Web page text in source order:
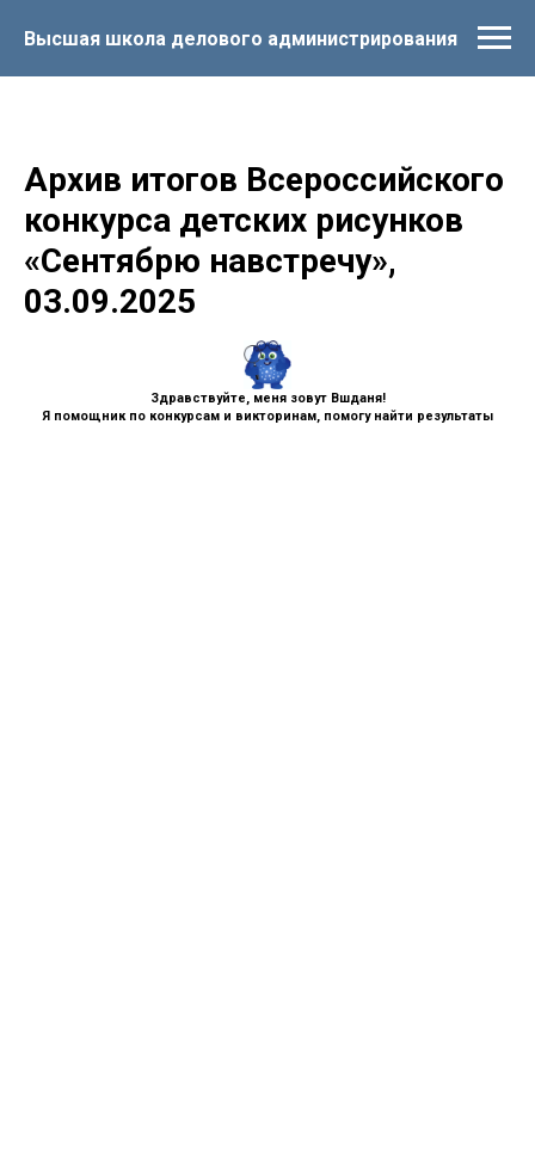
Высшая школа делового администрирования
Архив итогов Всероссийского
конкурса детских рисунков
«Сентябрю навстречу»,
03.09.2025
Здравствуйте, меня зовут Вшданя!
Я помощник по конкурсам и викторинам, помогу найти результаты